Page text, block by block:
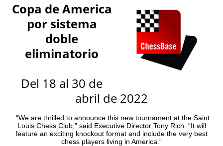
Copa de America
por sistema
doble
eliminatorio
Del 18 al 30 de
abril de 2022
“We are thrilled to announce this new tournament at the Saint
Louis Chess Club,” said Executive Director Tony Rich. “It will
feature an exciting knockout format and include the very best
chess players living in America.”